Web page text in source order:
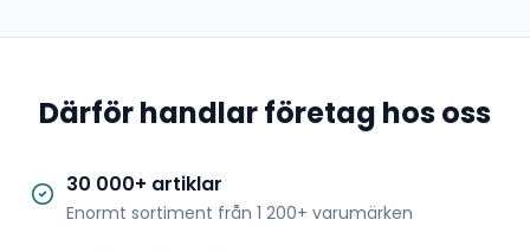
Därför handlar företag hos oss
30 000+ artiklar
Enormt sortiment från 1 200+ varumärken